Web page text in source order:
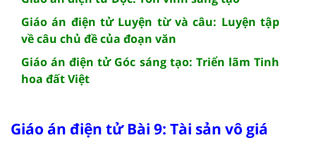
Giáo án điện tử Luyện từ và câu: Luyện tập
về câu chủ đề của đoạn văn
Giáo án điện tử Góc sáng tạo: Triển lãm Tinh
hoa đất Việt
Giáo án điện tử Bài 9: Tài sản vô giá